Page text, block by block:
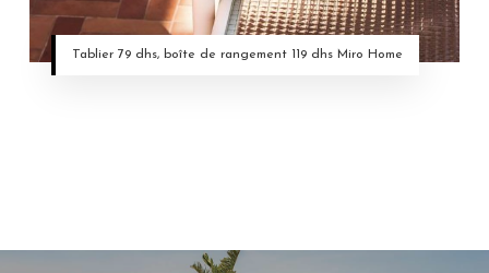
Tablier 79 dhs, boîte de rangement 119 dhs Miro Home